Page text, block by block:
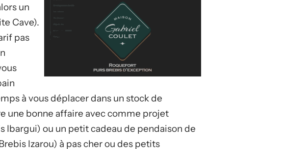
un
Cave).
pas
à vous déplacer dans un stock de
une bonne affaire avec comme projet
Ibargui) ou un petit cadeau de pendaison de
Izarou) à pas cher ou des petits